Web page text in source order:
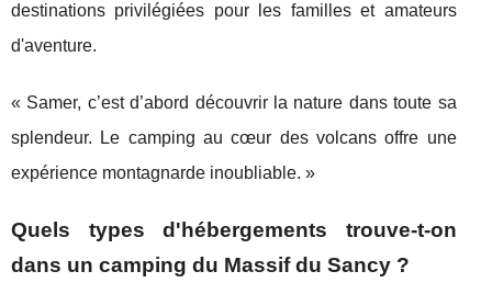
destinations privilégiées pour les familles et amateurs
d'aventure.
« Samer, c’est d’abord découvrir la nature dans toute sa
splendeur. Le camping au cœur des volcans offre une
expérience montagnarde inoubliable. »
Quels types d'hébergements trouve-t-on
dans un camping du Massif du Sancy ?